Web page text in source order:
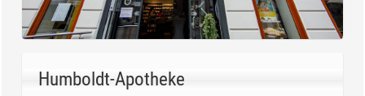
Humboldt-Apotheke